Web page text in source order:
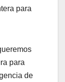
para
para
de